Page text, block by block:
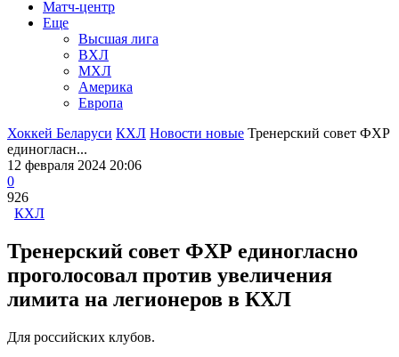
Матч-центр
Еще
Высшая лига
ВХЛ
МХЛ
Америка
Европа
Хоккей Беларуси КХЛ Новости новые Тренерский совет ФХР
единогласн...
12 февраля 2024 20:06
0
926
КХЛ
Тренерский совет ФХР единогласно
проголосовал против увеличения
лимита на легионеров в КХЛ
Для российских клубов.